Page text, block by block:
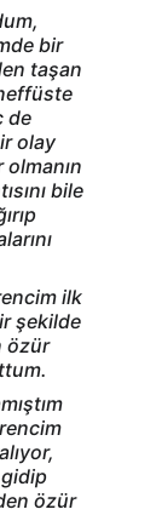
bir
taşan
de
olay
olmanın
bile
ilk
şekilde
özür
gidip
özür